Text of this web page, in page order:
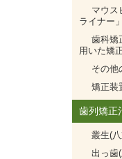
マウス
ライナー」
歯科矯
用いた矯
その他
矯正装
歯列矯正
叢生(
出っ歯